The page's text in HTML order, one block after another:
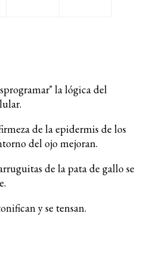
la lógica del
de la epidermis de los
del ojo mejoran.
de la pata de gallo se
y se tensan.